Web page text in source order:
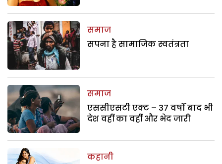
समाज
सपना है सामाजिक स्वतंत्रता
समाज
एससीएसटी एक्ट – 37 वर्षों बाद भी
देश वहीं का वहीं और भेद जारी
कहानी